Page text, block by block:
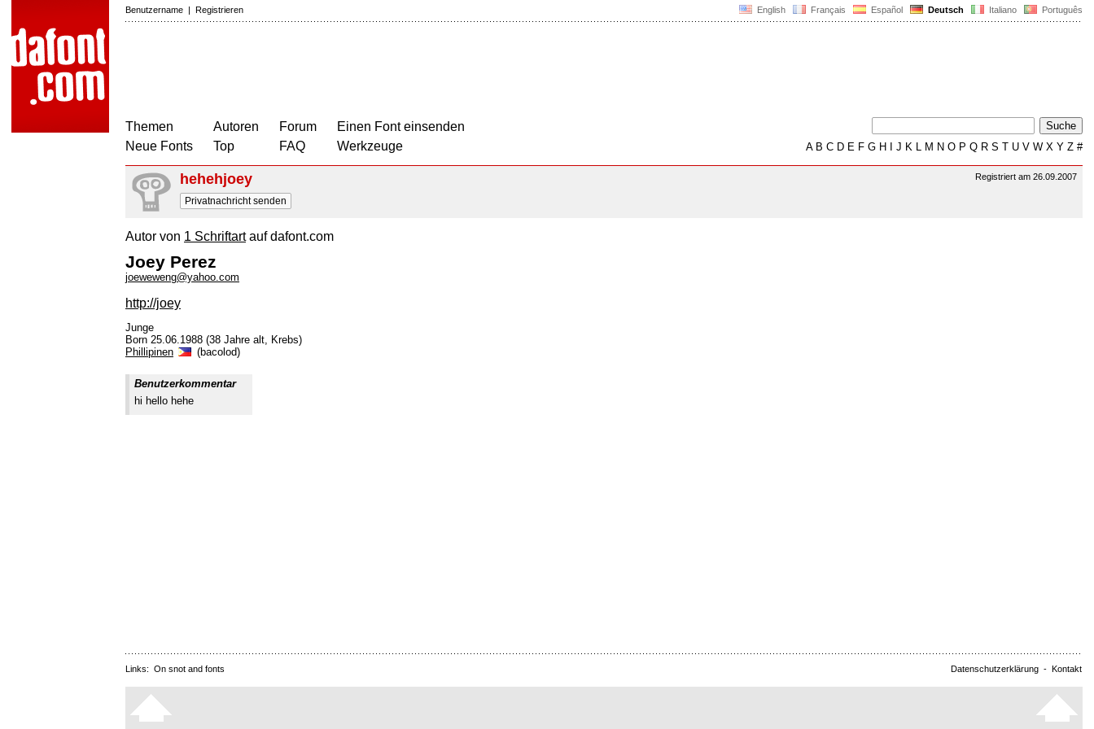
English Français Español Deutsch Italiano Português
Benutzername | Registrieren
Themen
Neue Fonts
Autoren
Top
Forum
FAQ
Einen Font einsenden
Werkzeuge
AB C D E F G H J K L M N O P Q R S T U V W X Y Z #
Registriert am 26.09.2007
hehehjoey
Privatnachricht senden
Autor von 1 Schriftartauf dafont.com
Joey Perez
joeweweng@yahoo.com
http://joey
Junge
Born 25.06.1988 (38 Jahre alt, Krebs)
Phillipinen
(bacolod)
Benutzerkommentar
hi hello hehe
Datenschutzerklärung - Kontakt
Links: On snot and fonts